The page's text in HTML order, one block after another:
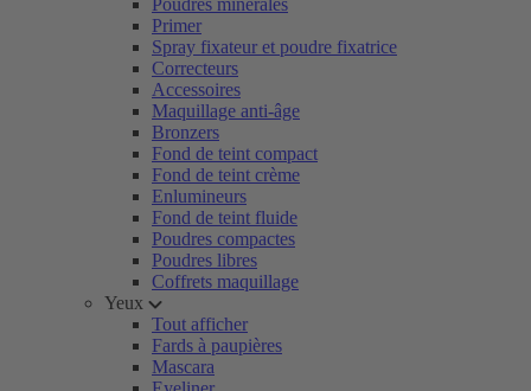
Poudres minérales
Primer
Spray fixateur et poudre fixatrice
Correcteurs
Accessoires
Maquillage anti-âge
Bronzers
Fond de teint compact
Fond de teint crème
Enlumineurs
Fond de teint fluide
Poudres compactes
Poudres libres
Coffrets maquillage
Yeux
Tout afficher
Fards à paupières
Mascara